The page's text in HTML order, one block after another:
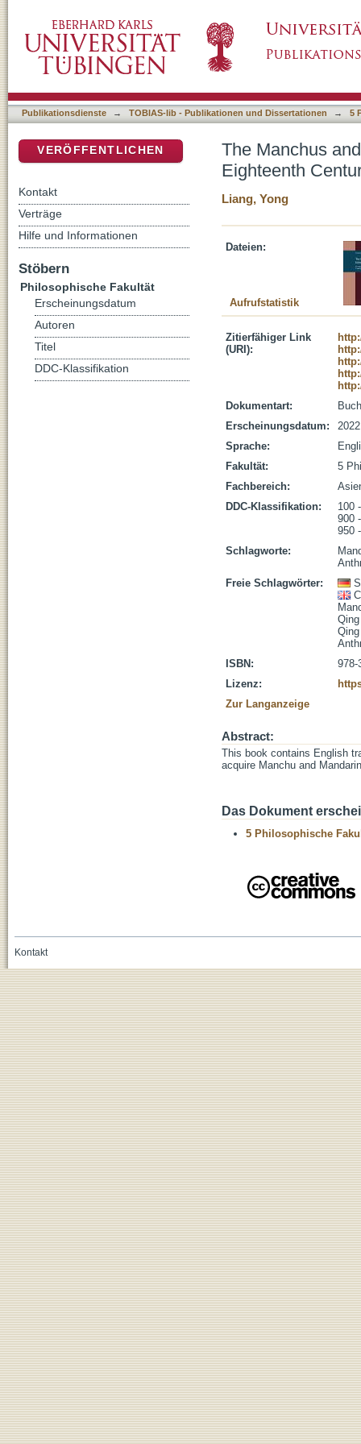
Publikationsdienste → TOBIAS-lib - Publikationen und Dissertationen → 5
The Manchus
Eighteenth
Liang, Yong
Dateien:
Aufrufstatistik
Zitierfähiger Link
(URI):
Dokumentart:
Buch
Erscheinungsdatum:
2022
Sprache:
Fakultät:
5
Fachbereich:
DDC-Klassifikation:
100
900
950
Schlagworte:
Freie Schlagwörter:
ISBN:
978-
Lizenz:
Zur Langanzeige
Abstract:
This book contains English
acquire Manchu and
Das Dokument
5 Philosophische
VERÖFFENTLICHEN
Kontakt
Verträge
Hilfe und Informationen
Stöbern
Philosophische Fakultät
Erscheinungsdatum
Autoren
Titel
DDC-Klassifikation
Kontakt